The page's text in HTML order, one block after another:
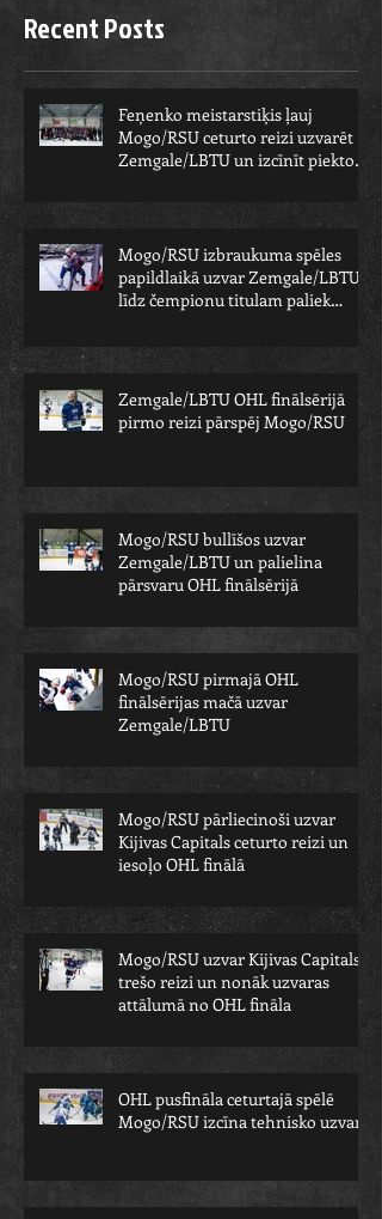
Recent Posts
Feņenko meistarstiķis ļauj
Mogo/RSU ceturto reizi uzvarēt
Zemgale/LBTU un izcīnīt piekto
Mogo/RSU izbraukuma spēles
papildlaikā uzvar Zemgale/LBTU -
līdz čempionu titulam paliek
Zemgale/LBTU OHL finālsērijā
pirmo reizi pārspēj Mogo/RSU
Mogo/RSU bullīšos uzvar
Zemgale/LBTU un palielina
pārsvaru OHL finālsērijā
Mogo/RSU pirmajā OHL
finālsērijas mačā uzvar
Zemgale/LBTU
Mogo/RSU pārliecinoši uzvar
Kijivas Capitals ceturto reizi un
iesoļo OHL finālā
Mogo/RSU uzvar Kijivas Capitals
trešo reizi un nonāk uzvaras
attālumā no OHL fināla
OHL pusfināla ceturtajā spēlē
Mogo/RSU izcīna tehnisko uzvaru